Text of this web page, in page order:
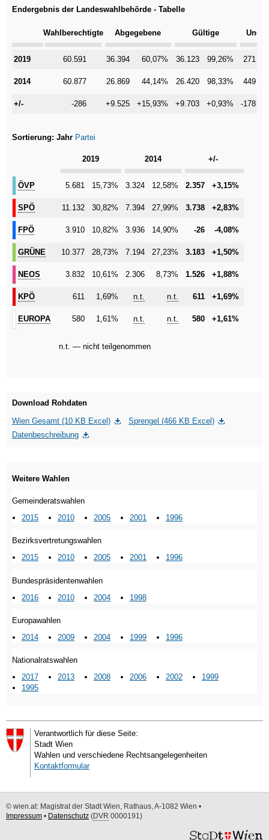
Endergebnis der Landeswahlbehörde - Tabelle
Kategorie
Wahlberechtigte Abgegebene Gültige
60.591 36.394 60,07% 36.123 99,26% 271
60.877 26.869 44,14% 26.420 98,33% 449
-286 +9.525 +15,93% +9.703 +0,93% -178
2019
2014
+/-
Sortierung: Jahr Partei
n.t. — nicht teilgenommen
Kategorie
2019 2014 +/-
ÖVP
5.681 15,73% 3.324 12,58% 2.357 +3,15%
SPÖ
11.132 30,82% 7.394 27,99% 3.738 +2,83%
FPÖ
3.910 10,82% 3.936 14,90% -26 -4,08%
GRÜNE
10.377 28,73% 7.194 27,23% 3.183 +1,50%
NEOS
3.832 10,61% 2.306 8,73% 1.526 +1,88%
KPÖ
611 1,69% n.t. n.t. 611 +1,69%
EUROPA
580 1,61% n.t. n.t. 580 +1,61%
ÖVP
SPÖ
FPÖ
GRÜNE
NEOS
KPÖ
EUROPA
Download Rohdaten
Wien Gesamt (10 KB Excel)
Sprengel (466 KB Excel)
Datenbeschreibung
Weitere Wahlen
Gemeinderatswahlen
2015
2010 2005 2001 1996
Bezirksvertretungswahlen
2015
2010 2005 2001 1996
Bundespräsidentenwahlen
2016
2010 2004 1998
Europawahlen
2014
2009 2004 1999 1996
Nationalratswahlen
2017
2013 2008 2006 2002
1999
1995
Verantwortlich für diese Seite:
Stadt Wien
Wahlen und verschiedene Rechtsangelegenheiten
Kontaktformular
© wien.at: Magistrat der Stadt Wien, Rathaus, A-1082 Wien •
Impressum • Datenschutz (DVR 0000191)